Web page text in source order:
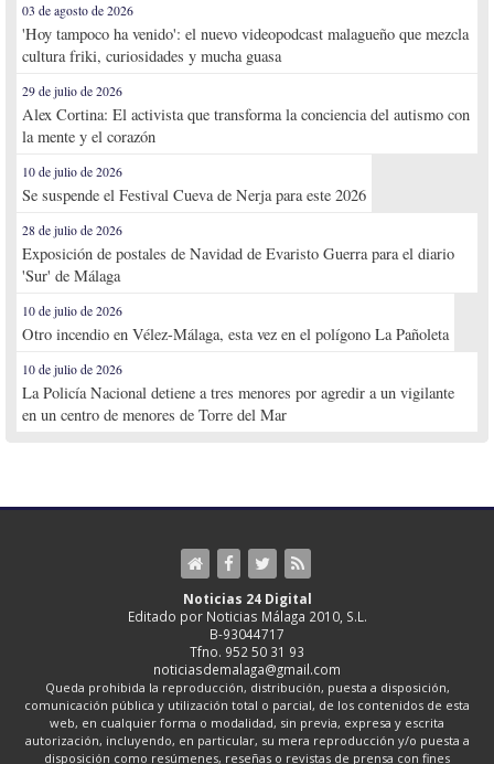
03 de agosto de 2026
'Hoy tampoco ha venido': el nuevo videopodcast malagueño que mezcla
cultura friki, curiosidades y mucha guasa
29 de julio de 2026
Alex Cortina: El activista que transforma la conciencia del autismo con
la mente y el corazón
10 de julio de 2026
Se suspende el Festival Cueva de Nerja para este 2026
28 de julio de 2026
Exposición de postales de Navidad de Evaristo Guerra para el diario
'Sur' de Málaga
10 de julio de 2026
Otro incendio en Vélez-Málaga, esta vez en el polígono La Pañoleta
10 de julio de 2026
La Policía Nacional detiene a tres menores por agredir a un vigilante
en un centro de menores de Torre del Mar
Noticias 24 Digital
Editado por Noticias Málaga 2010, S.L.
B-93044717
Tfno. 952 50 31 93
noticiasdemalaga@gmail.com
Queda prohibida la reproducción, distribución, puesta a disposición,
comunicación pública y utilización total o parcial, de los contenidos de esta
web, en cualquier forma o modalidad, sin previa, expresa y escrita
autorización, incluyendo, en particular, su mera reproducción y/o puesta a
disposición como resúmenes, reseñas o revistas de prensa con fines